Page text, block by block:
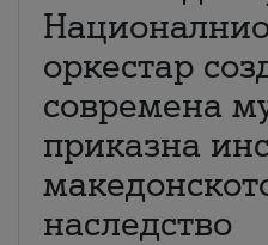
оркестар
современа
приказна
наследство